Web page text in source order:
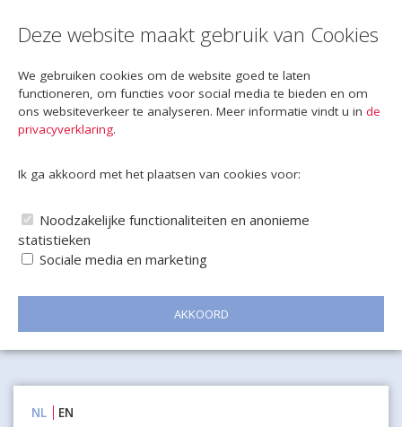
Deze website maakt gebruik van Cookies
We gebruiken cookies om de website goed te laten
functioneren, om functies voor social media te bieden en om
ons websiteverkeer te analyseren. Meer informatie vindt u in de
privacyverklaring.
Ik ga akkoord met het plaatsen van cookies voor:
Noodzakelijke functionaliteiten en anonieme
statistieken
Sociale media en marketing
AKKOORD
inhoud
NL
EN